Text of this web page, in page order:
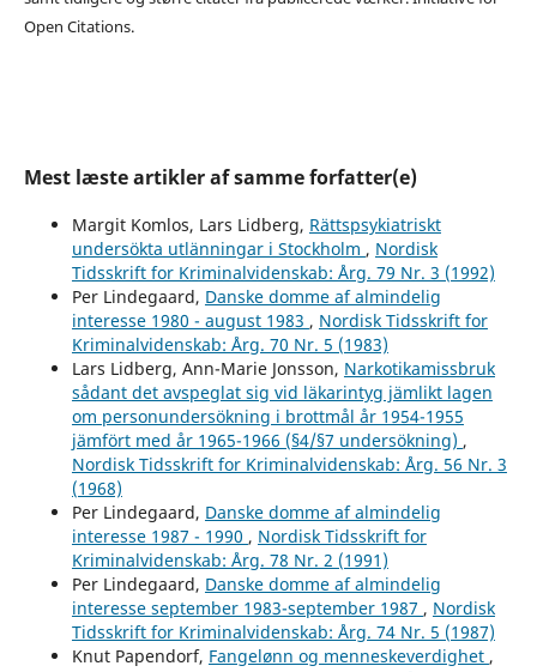
Open Citations.
Mest læste artikler af samme forfatter(e)
Margit Komlos, Lars Lidberg, Rättspsykiatriskt
undersökta utlänningar i Stockholm , Nordisk
Tidsskrift for Kriminalvidenskab: Årg. 79 Nr. 3 (1992)
Per Lindegaard, Danske domme af almindelig
interesse 1980 - august 1983 , Nordisk Tidsskrift for
Kriminalvidenskab: Årg. 70 Nr. 5 (1983)
Lars Lidberg, Ann-Marie Jonsson, Narkotikamissbruk
sådant det avspeglat sig vid läkarintyg jämlikt lagen
om personundersökning i brottmål år 1954-1955
jämfört med år 1965-1966 (§4/§7 undersökning) ,
Nordisk Tidsskrift for Kriminalvidenskab: Årg. 56 Nr. 3
(1968)
Per Lindegaard, Danske domme af almindelig
interesse 1987 - 1990 , Nordisk Tidsskrift for
Kriminalvidenskab: Årg. 78 Nr. 2 (1991)
Per Lindegaard, Danske domme af almindelig
interesse september 1983-september 1987 , Nordisk
Tidsskrift for Kriminalvidenskab: Årg. 74 Nr. 5 (1987)
Knut Papendorf, Fangelønn og menneskeverdighet ,